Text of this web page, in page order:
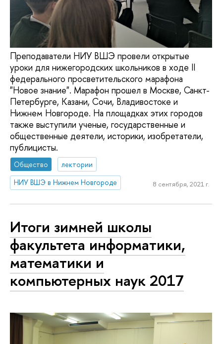
Преподаватели НИУ ВШЭ провели открытые
уроки для нижегородских школьников в ходе II
федерального просветительского марафона
"Новое знание". Марафон прошел в Москве, Санкт-
Петербурге, Казани, Сочи, Владивостоке и
Нижнем Новгороде. На площадках этих городов
также выступили ученые, государственные и
общественные деятели, историки, изобретатели,
публицисты.
Общество
лектории
НИУ ВШЭ в Нижнем Новгороде
8 сентября, 2021 г.
Итоги зимней школы
факультета информатики,
математики и
компьютерных наук 2017